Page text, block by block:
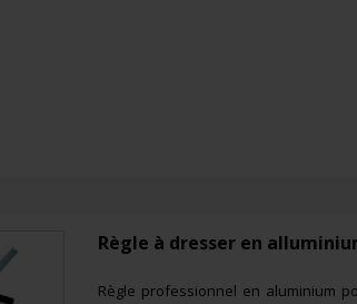
Règle à dresser en
Règle professionnel en aluminium